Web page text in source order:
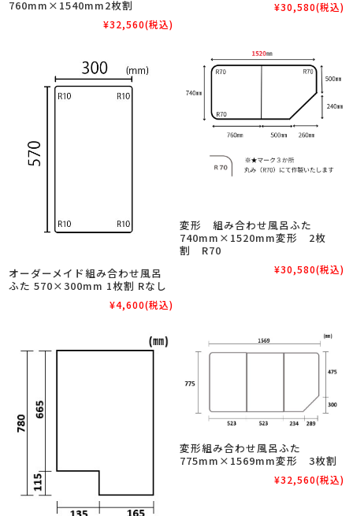
760mm×1540mm2枚割
¥32,560(税込)
¥30,580(税込)
オーダーメイド組み合わせ風呂
ふた 570×300mm 1枚割 Rなし
¥4,600(税込)
変形 組み合わせ風呂ふた
740mm×1520mm変形 2枚
割 R70
¥30,580(税込)
変形組み合わせ風呂ふた
775mm×1569mm変形 3枚割
¥32,560(税込)